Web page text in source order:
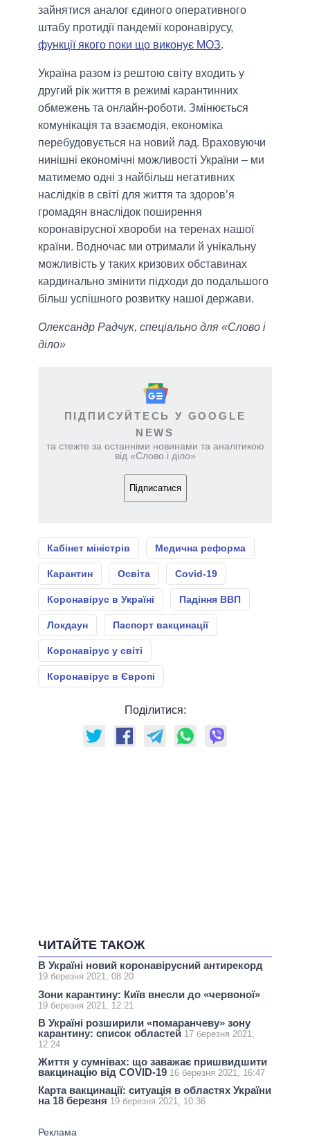
зайнятися аналог єдиного оперативного
штабу протидії пандемії коронавірусу,
функції якого поки що виконує МОЗ.
Україна разом із рештою світу входить у
другий рік життя в режимі карантинних
обмежень та онлайн-роботи. Змінюється
комунікація та взаємодія, економіка
перебудовується на новий лад. Враховуючи
нинішні економічні можливості України – ми
матимемо одні з найбільш негативних
наслідків в світі для життя та здоров’я
громадян внаслідок поширення
коронавірусної хвороби на теренах нашої
країни. Водночас ми отримали й унікальну
можливість у таких кризових обставинах
кардинально змінити підходи до подальшого
більш успішного розвитку нашої держави.
Олександр Радчук, спеціально для «Слово і
діло»
ПІДПИСУЙТЕСЬ У GOOGLE
NEWS
та стежте за останніми новинами та аналітикою
від «Слово і діло»
Підписатися
Кабінет міністрів Медична реформа
Карантин Освіта Covid-19
Коронавірус в Україні Падіння ВВП
Локдаун Паспорт вакцинації
Коронавірус у світі
Коронавірус в Європі
Поділитися:
ЧИТАЙТЕ ТАКОЖ
В Україні новий коронавірусний антирекорд
19 березня 2021, 08:20
Зони карантину: Київ внесли до «червоної»
19 березня 2021, 12:21
В Україні розширили «помаранчеву» зону
карантину: список областей 17 березня 2021,
12:24
Життя у сумнівах: що заважає пришвидшити
вакцинацію від COVID-19 16 березня 2021, 16:47
Карта вакцинації: ситуація в областях України
на 18 березня 19 березня 2021, 10:36